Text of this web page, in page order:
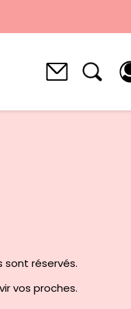
sont réservés.
vos proches.